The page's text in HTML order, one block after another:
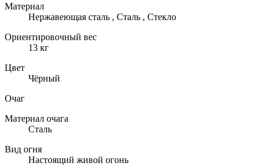
Материал
Нержавеющая сталь , Сталь , Стекло
Ориентировочный вес
13 кг
Цвет
Чёрный
Очаг
Материал очага
Сталь
Вид огня
Настоящий живой огонь